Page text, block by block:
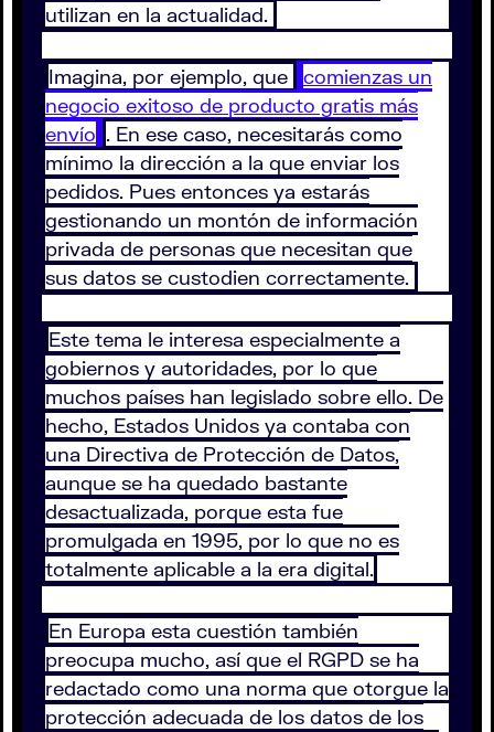
utilizan en la actualidad.
Imagina, por ejemplo, que
comienzas un
negocio exitoso de producto gratis más
envío . En ese caso, necesitarás como
mínimo la dirección a la que enviar los
pedidos. Pues entonces ya estarás
gestionando un montón de información
privada de personas que necesitan que
sus datos se custodien correctamente.
Este tema le interesa especialmente a
gobiernos y autoridades, por lo que
muchos países han legislado sobre ello. De
hecho, Estados Unidos ya contaba con
una Directiva de Protección de Datos,
aunque se ha quedado bastante
desactualizada, porque esta fue
promulgada en 1995, por lo que no es
totalmente aplicable a la era digital.
En Europa esta cuestión también
preocupa mucho, así que el RGPD se ha
redactado como una norma que otorgue la
protección adecuada de los datos de los